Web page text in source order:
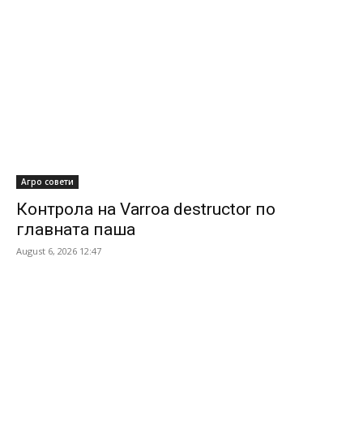
Агро совети
Контрола на Varroa destructor по
главната паша
August 6, 2026 12:47